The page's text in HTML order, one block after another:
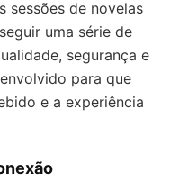
sessões de novelas
uma série de
segurança e
para que
e a experiência